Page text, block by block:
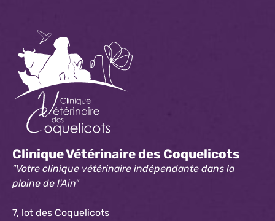
Clinique Vétérinaire des Coquelicots
"Votre clinique vétérinaire indépendante dans la
plaine de l'Ain"
7, lot des Coquelicots